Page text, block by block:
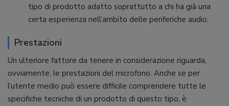
tipo di prodotto adatto soprattutto a chi ha già una
certa esperienza nell’ambito delle periferiche audio.
Prestazioni
Un ulteriore fattore da tenere in considerazione riguarda,
ovviamente, le prestazioni del microfono. Anche se per
l’utente medio può essere difficile comprendere tutte le
specifiche tecniche di un prodotto di questo tipo, è